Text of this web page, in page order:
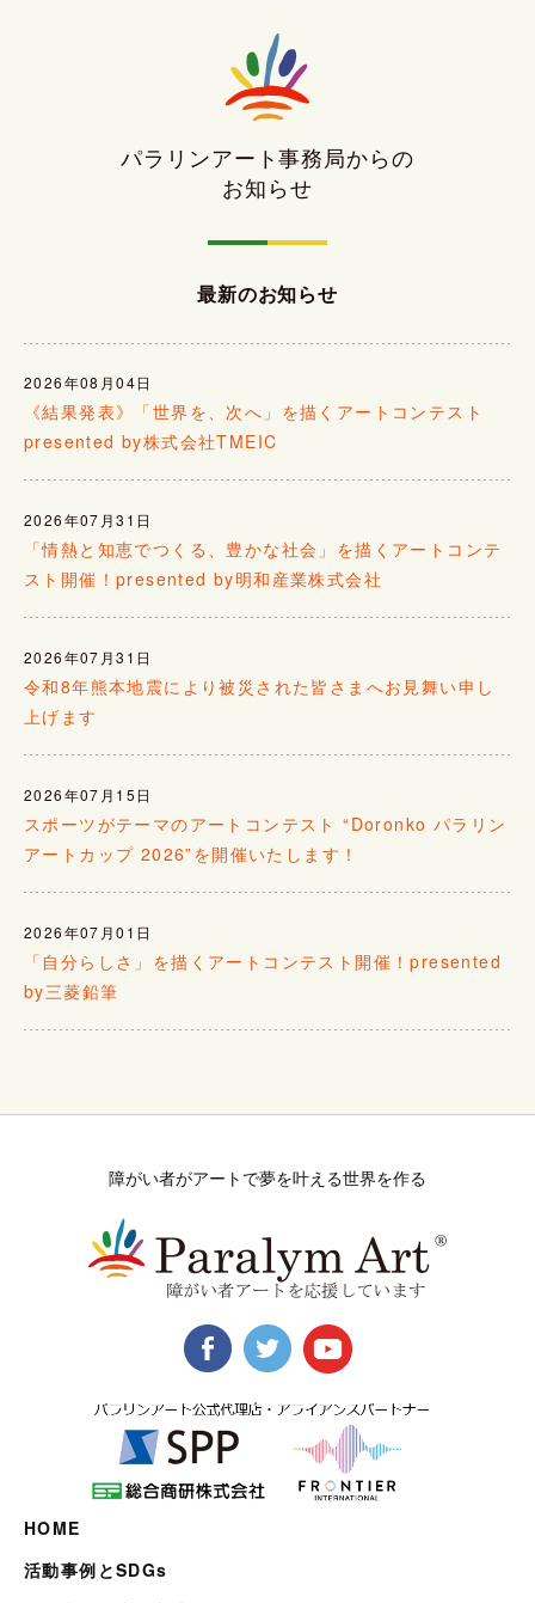
パラリンアート事務局からの
お知らせ
最新のお知らせ
2026年08月04日
《結果発表》「世界を、次へ」を描くアートコンテスト
presented by株式会社TMEIC
2026年07月31日
「情熱と知恵でつくる、豊かな社会」を描くアートコンテ
スト開催！presented by明和産業株式会社
2026年07月31日
令和8年熊本地震により被災された皆さまへお見舞い申し
上げます
2026年07月15日
スポーツがテーマのアートコンテスト “Doronko パラリン
アートカップ 2026”を開催いたします！
2026年07月01日
「自分らしさ」を描くアートコンテスト開催！presented
by三菱鉛筆
障がい者がアートで夢を叶える世界を作る
HOME
活動事例とSDGs